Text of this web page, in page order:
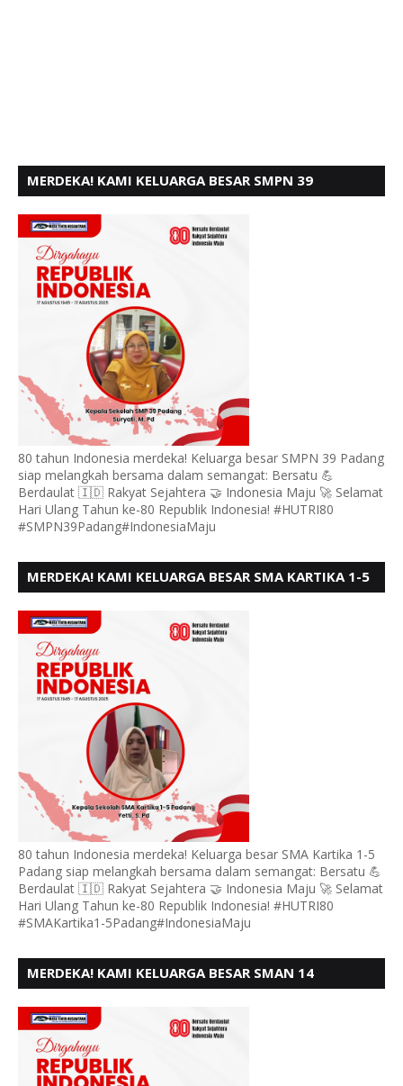
MERDEKA! KAMI KELUARGA BESAR SMPN 39
80 tahun Indonesia merdeka! Keluarga besar SMPN 39 Padang
siap melangkah bersama dalam semangat: Bersatu 💪
Berdaulat 🇮🇩 Rakyat Sejahtera 🤝 Indonesia Maju 🚀 Selamat
Hari Ulang Tahun ke-80 Republik Indonesia! #HUTRI80
#SMPN39Padang#IndonesiaMaju
MERDEKA! KAMI KELUARGA BESAR SMA KARTIKA 1-5
BERSATU BERD
80 tahun Indonesia merdeka! Keluarga besar SMA Kartika 1-5
Padang siap melangkah bersama dalam semangat: Bersatu 💪
Berdaulat 🇮🇩 Rakyat Sejahtera 🤝 Indonesia Maju 🚀 Selamat
Hari Ulang Tahun ke-80 Republik Indonesia! #HUTRI80
#SMAKartika1-5Padang#IndonesiaMaju
MERDEKA! KAMI KELUARGA BESAR SMAN 14